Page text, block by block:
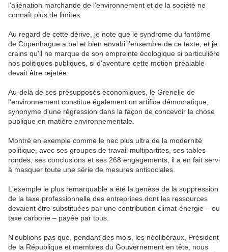
l'aliénation marchande de l'environnement et de la société ne
connaît plus de limites.
Au regard de cette dérive, je note que le syndrome du fantôme
de Copenhague a bel et bien envahi l'ensemble de ce texte, et je
crains qu'il ne marque de son empreinte écologique si particulière
nos politiques publiques, si d'aventure cette motion préalable
devait être rejetée.
Au-delà de ses présupposés économiques, le Grenelle de
l'environnement constitue également un artifice démocratique,
synonyme d'une régression dans la façon de concevoir la chose
publique en matière environnementale.
Montré en exemple comme le nec plus ultra de la modernité
politique, avec ses groupes de travail multipartites, ses tables
rondes, ses conclusions et ses 268 engagements, il a en fait servi
à masquer toute une série de mesures antisociales.
L'exemple le plus remarquable a été la genèse de la suppression
de la taxe professionnelle des entreprises dont les ressources
devaient être substituées par une contribution climat-énergie – ou
taxe carbone – payée par tous.
N'oublions pas que, pendant des mois, les néolibéraux, Président
de la République et membres du Gouvernement en tête, nous